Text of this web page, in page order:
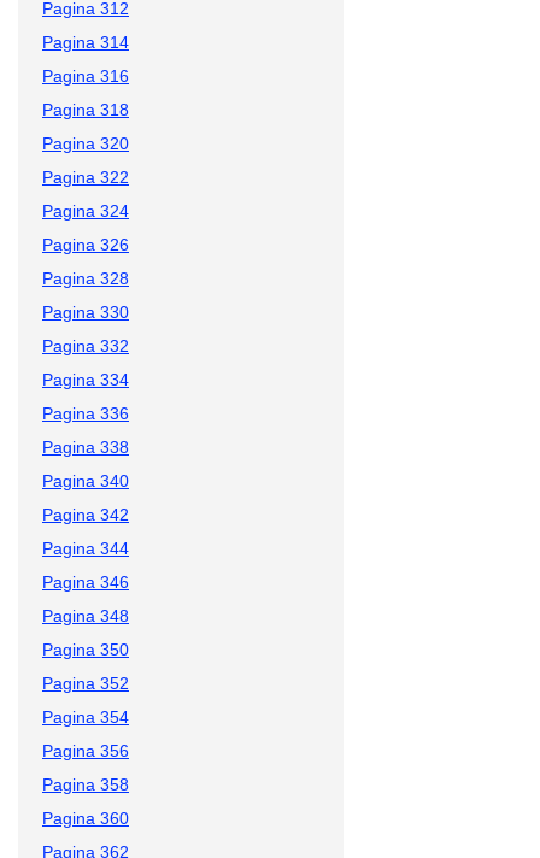
Pagina 312
Pagina 314
Pagina 316
Pagina 318
Pagina 320
Pagina 322
Pagina 324
Pagina 326
Pagina 328
Pagina 330
Pagina 332
Pagina 334
Pagina 336
Pagina 338
Pagina 340
Pagina 342
Pagina 344
Pagina 346
Pagina 348
Pagina 350
Pagina 352
Pagina 354
Pagina 356
Pagina 358
Pagina 360
Pagina 362